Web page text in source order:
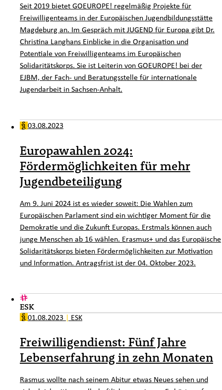
Seit 2019 bietet GOEUROPE! regelmäßig Projekte für
Freiwilligenteams in der Europäischen Jugendbildungsstätte
Magdeburg an. Im Gespräch mit JUGEND für Europa gibt Dr.
Christina Langhans Einblicke in die Organisation und
Potentiale von Freiwilligenteams im Europäischen
Solidaritätskorps. Sie ist Leiterin von GOEUROPE! bei der
EJBM, der Fach- und Beratungsstelle für internationale
Jugendarbeit in Sachsen-Anhalt.
03.08.2023
Europawahlen 2024:
Fördermöglichkeiten für mehr
Jugendbeteiligung
Am 9. Juni 2024 ist es wieder soweit: Die Wahlen zum
Europäischen Parlament sind ein wichtiger Moment für die
Demokratie und die Zukunft Europas. Erstmals können auch
junge Menschen ab 16 wählen. Erasmus+ und das Europäische
Solidaritätskorps bieten Fördermöglichkeiten zur Motivation
und Information. Antragsfrist ist der 04. Oktober 2023.
ESK
01.08.2023 | ESK
Freiwilligendienst: Fünf Jahre
Lebenserfahrung in zehn Monaten
Rasmus wollte nach seinem Abitur etwas Neues sehen und